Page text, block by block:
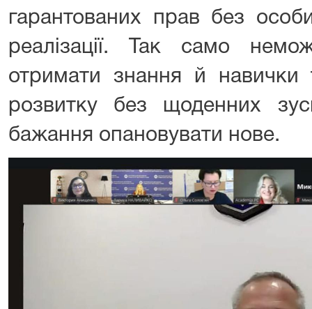
гарантованих прав без
реалізації. Так само
отримати знання й навички
розвитку без щоденних
бажання опановувати нове.